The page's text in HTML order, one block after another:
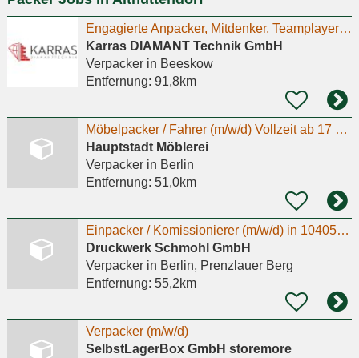
Engagierte Anpacker, Mitdenker, Teamplayer gesucht - Monteur, Handwerker (m/w/d) im Quereinstieg!
Karras DIAMANT Technik GmbH
Verpackerin Beeskow
Entfernung: 91,8km
Möbelpacker / Fahrer (m/w/d) Vollzeit ab 17 €/h + sehr gutes Trinkgeld Deutschlandweite Touren
Hauptstadt Möblerei
Verpackerin Berlin
Entfernung: 51,0km
Einpacker / Komissionierer (m/w/d) in 10405 Berlin
Druckwerk Schmohl GmbH
Verpackerin Berlin, Prenzlauer Berg
Entfernung: 55,2km
Verpacker (m/w/d)
SelbstLagerBox GmbH storemore